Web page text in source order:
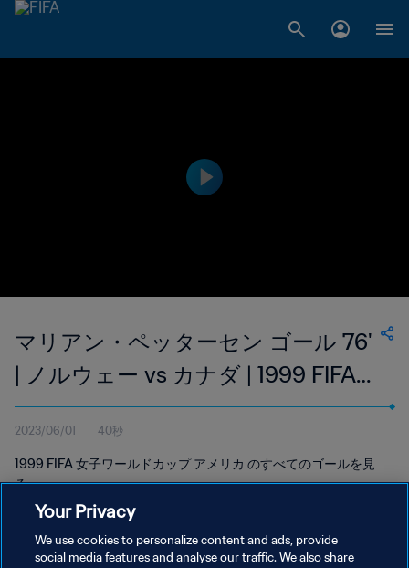
マリアン・ペッターセン ゴール 76'
| ノルウェー vs カナダ | 1999 FIFA
女子ワールドカップ アメリカ
2023/06/01 40秒
1999 FIFA 女子ワールドカップ アメリカ のすべてのゴールを見
る。
Your Privacy
We use cookies to personalize content and ads, provide
social media features and analyse our traffic. We also share